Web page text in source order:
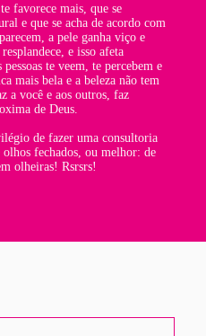
favorece mais, que se
e que se acha de acordo com
a pele ganha viço e
e isso afeta
te veem, te percebem e
mais bela e a beleza não tem
a você e aos outros, faz
de Deus.
de fazer uma consultoria
fechados, ou melhor: de
olheiras! Rsrsrs!